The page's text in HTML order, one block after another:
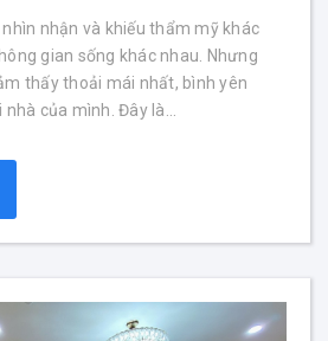
nhận và khiếu thẩm mỹ khác
gian sống khác nhau. Nhưng
thấy thoải mái nhất, bình yên
của mình. Đây là...